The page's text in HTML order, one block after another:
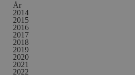
År
2014
2015
2016
2017
2018
2019
2020
2021
2022